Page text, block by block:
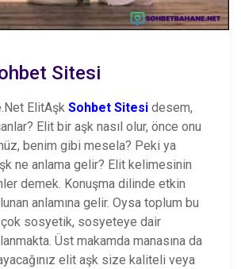
Sitesi
ElitAşk Sohbet Sitesi desem,
Elit bir aşk nasıl olur, önce onu
benim gibi mesela? Peki ya
ne anlama gelir? Elit kelimesinin
demek. Konuşma dilinde etkin
anlamına gelir. Oysa toplum bu
sosyetik, sosyeteye dair
Üst makamda manasına da
elit aşk size kaliteli veya